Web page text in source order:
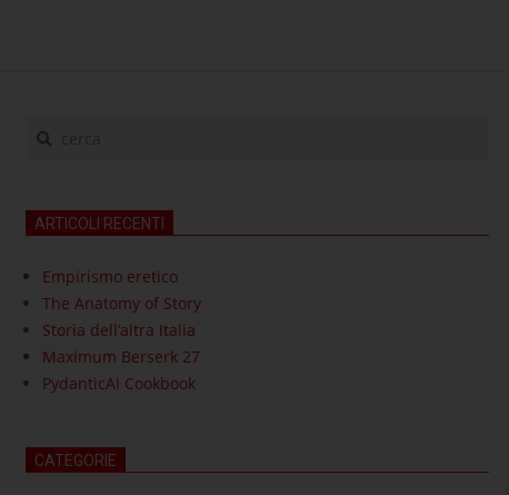
cerca
ARTICOLI RECENTI
Empirismo eretico
The Anatomy of Story
Storia dell’altra Italia
Maximum Berserk 27
PydanticAI Cookbook
CATEGORIE